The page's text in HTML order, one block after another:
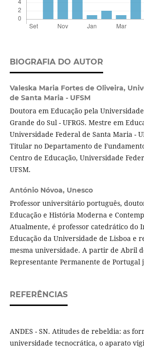
BIOGRAFIA DO AUTOR
Valeska Maria Fortes de Oliveira,
de Santa Maria - UFSM
Doutora em Educação pela
Grande do Sul - UFRGS. Mestre em
Universidade Federal de Santa Maria -
Titular no Departamento de
Centro de Educação, Universidade
UFSM.
António Nóvoa, Unesco
Professor universitário português,
Educação e História Moderna e
Atualmente, é professor catedrático do
Educação da Universidade de Lisboa e
mesma universidade. A partir de Abril
Representante Permanente de Portugal
REFERÊNCIAS
ANDES - SN. Atitudes de rebeldia: as
universidade tecnocrática, o aparato